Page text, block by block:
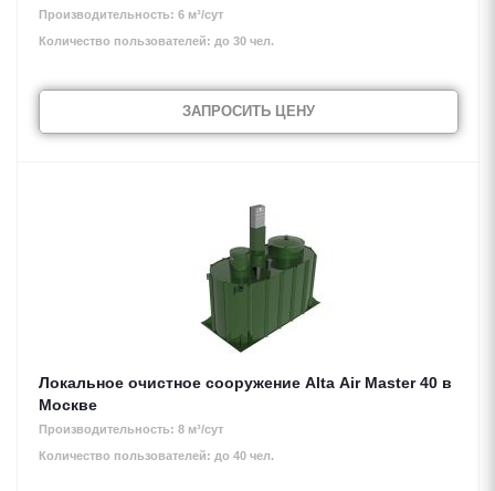
Производительность: 6 м³/сут
Количество пользователей: до 30 чел.
ЗАПРОСИТЬ ЦЕНУ
Локальное очистное сооружение Alta Air Master 40 в
Москве
Производительность: 8 м³/сут
Количество пользователей: до 40 чел.